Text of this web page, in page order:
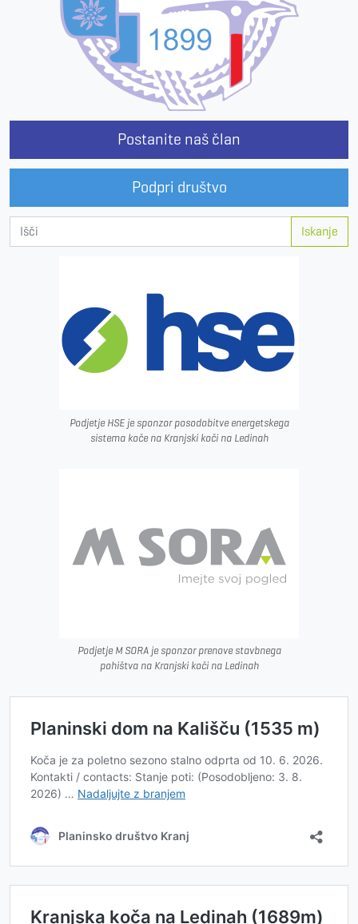
Postanite naš član
Podpri društvo
Iskanje
Podjetje HSE je sponzor posodobitve energetskega
sistema koče na Kranjski koči na Ledinah
Podjetje M SORA je sponzor prenove stavbnega
pohištva na Kranjski koči na Ledinah